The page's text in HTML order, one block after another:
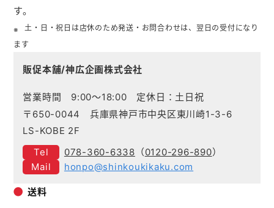
す。
土・日・祝日は店休のため発送・お問合わせは、翌日の受付になり
ます
販促本舗/神広企画株式会社
営業時間 9:00～18:00 定休日：土日祝
〒650-0044 兵庫県神戸市中央区東川崎1-3-6
LS-KOBE 2F
078-360-6338 （0120-296-890）
honpo@shinkoukikaku.com
送料